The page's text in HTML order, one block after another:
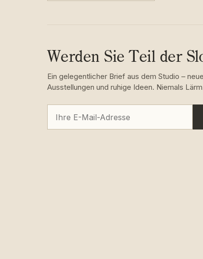
Werden Sie Teil der
Ein gelegentlicher Brief aus dem Studio –
Ausstellungen und ruhige Ideen. Niemals